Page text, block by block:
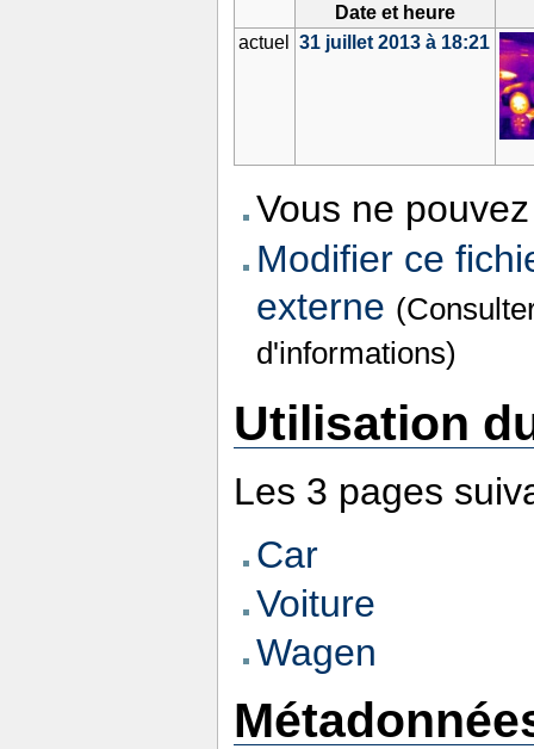
Date et heure
actuel
31 juillet 2013 à 18:21
Vous ne
Modifier ce
externe
d'informations)
Utilisation
Les 3 pages
Car
Voiture
Wagen